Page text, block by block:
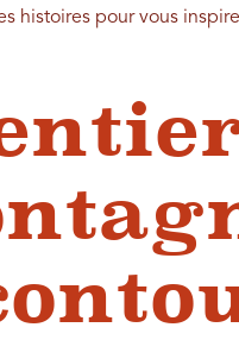
histoires pour vous